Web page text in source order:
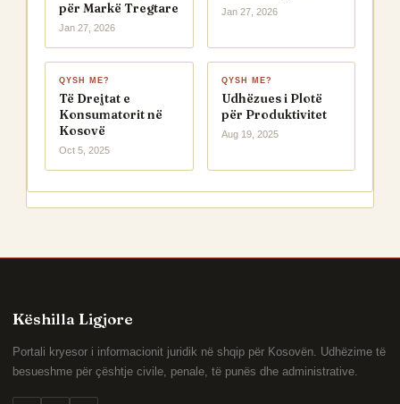
për Markë Tregtare
Jan 27, 2026
Jan 27, 2026
QYSH ME?
Të Drejtat e
Konsumatorit në
Kosovë
Oct 5, 2025
QYSH ME?
Udhëzues i Plotë
për Produktivitet
Aug 19, 2025
Këshilla Ligjore
Portali kryesor i informacionit juridik në shqip për Kosovën. Udhëzime të
besueshme për çështje civile, penale, të punës dhe administrative.